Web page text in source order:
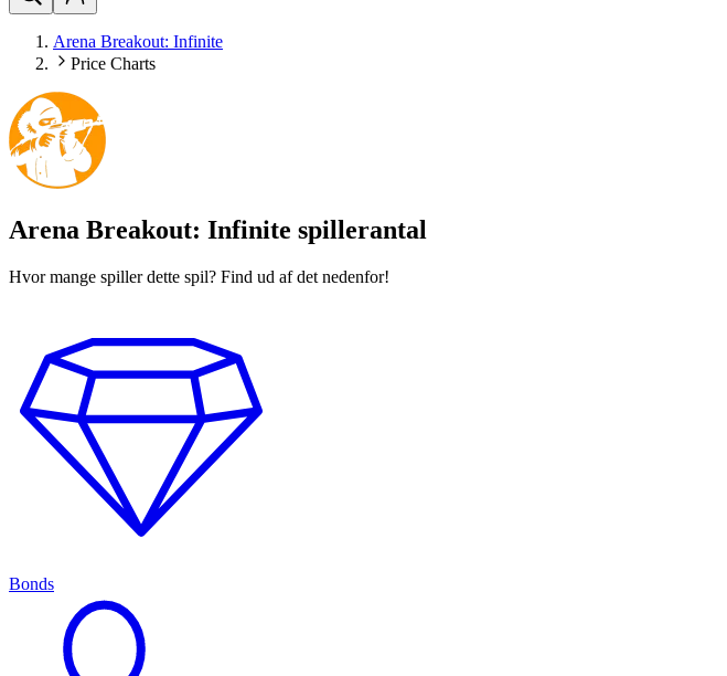
Arena Breakout: Infinite
Price Charts
Arena Breakout: Infinite spillerantal
Hvor mange spiller dette spil? Find ud af det nedenfor!
Bonds